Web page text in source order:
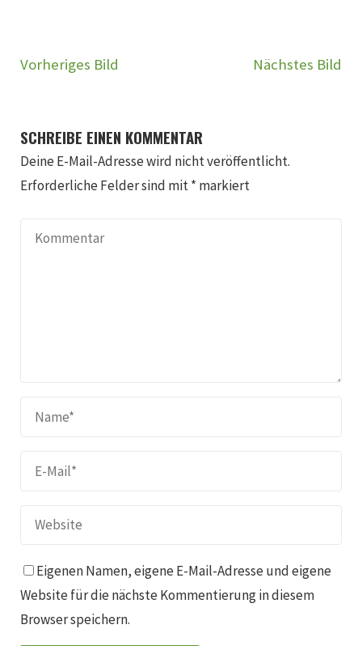
Vorheriges Bild Nächstes Bild
SCHREIBE EINEN KOMMENTAR
Deine E-Mail-Adresse wird nicht veröffentlicht.
Erforderliche Felder sind mit* markiert
Eigenen Namen, eigene E-Mail-Adresse und eigene
Website für die nächste Kommentierung in diesem
Browser speichern.